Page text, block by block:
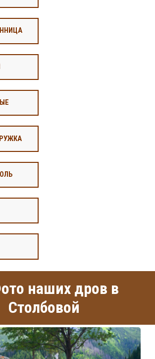
наших дров в
Столбовой